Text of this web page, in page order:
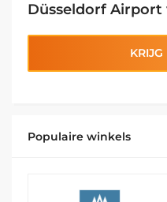
Düsseldorf Airport
KRIJG
Populaire winkels